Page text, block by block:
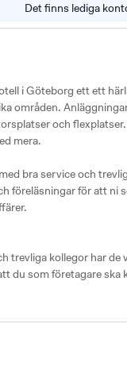
Det finns lediga
i Göteborg ett ett
områden.
och
mera.
bra service och
föreläsningar för att ni
trevliga kollegor har de
du som företagare ska